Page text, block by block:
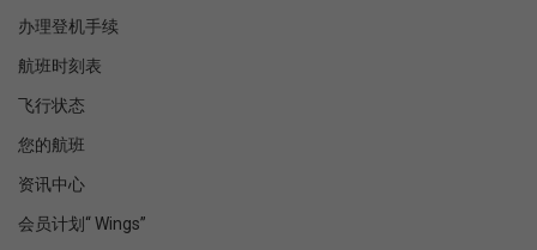
办理登机手续
航班时刻表
飞行状态
您的航班
资讯中心
会员计划“ Wings”